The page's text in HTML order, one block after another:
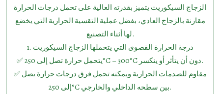
الزجاج السيكوريت يتميز بقدرته العالية على تحمل درجات الحرارة
مقارنة بالزجاج العادي، بفضل عملية التقسية الحرارية التي يخضع
لها أثناء التصنيع.
1.⁠ ⁠درجة الحرارة القصوى التي يتحملها الزجاج السيكوريت
✅ يتحمل حرارة تصل إلى 250°C – 300°C دون أن يتأثر أو ينكسر.
✅ مقاوم للصدمات الحرارية ويمكنه تحمل فرق درجات حرارة يصل
إلى 250°C بين سطحه الداخلي والخارجي.